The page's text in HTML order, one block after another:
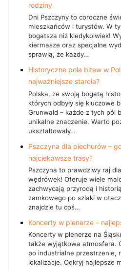
rodziny
Dni Pszczyny to coroczne
mieszkańców i turystów. W
bogatsza niż kiedykolwiek!
kiermasze oraz specjalne
sprawią, że każdy…
Historyczne pola bitew w
najważniejsze starcia?
Polska, ze swoją bogatą
których odbyły się kluczowe
Grunwald – każde z tych pól
unikalne znaczenie. Warto
ukształtowały…
Pszczyna dla piechurów –
najciekawsze trasy?
Pszczyna to prawdziwy raj
wędrówek! Oferuje wiele
zachwycają przyrodą i
zamkowego po szlaki w
znajdzie tu coś…
Koncerty w plenerze –
Koncerty w plenerze na
także wyjątkowa atmosfera.
po industrialne przestrzenie,
lokalizacje. Odkryj najlepsze